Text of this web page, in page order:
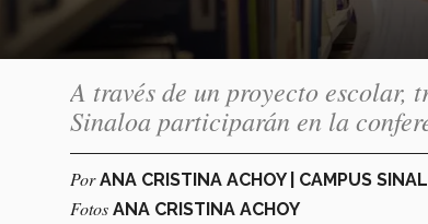
A través de un proyecto escolar,
Sinaloa participarán en la
PorANA CRISTINA ACHOY | CAMPUS
Fotos ANA CRISTINA ACHOY